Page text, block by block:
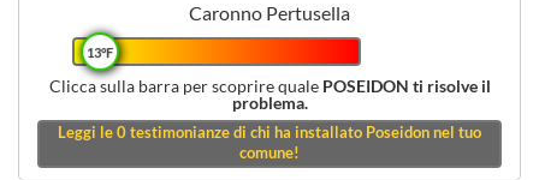
Caronno Pertusella
13°F
Clicca sulla barra per scoprire quale POSEIDON ti risolve il
problema.
Leggi le0testimonianze di chi ha installato Poseidon nel tuo
comune!